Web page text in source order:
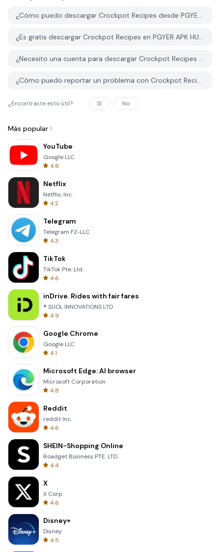
¿Cómo puedo descargar Crockpot Recipes desde PGYER APK HUB?
¿Es gratis descargar Crockpot Recipes en PGYER APK HUB?
¿Necesito una cuenta para descargar Crockpot Recipes desde PGYER APK HUB?
¿Cómo puedo reportar un problema con Crockpot Recipes en PGYER APK HUB?
¿Encontraste esto útil? Sí No
Más popular
YouTube
Google LLC
4.8
Netflix
Netflix, Inc.
4.2
Telegram
Telegram FZ-LLC
4.3
TikTok
TikTok Pte. Ltd.
4.6
inDrive. Rides with fair fares
® SUOL INNOVATIONS LTD
4.9
Google Chrome
Google LLC
4.1
Microsoft Edge: AI browser
Microsoft Corporation
4.8
Reddit
reddit Inc.
4.6
SHEIN-Shopping Online
Roadget Business PTE. LTD.
4.4
X
X Corp.
4.6
Disney+
Disney
4.5